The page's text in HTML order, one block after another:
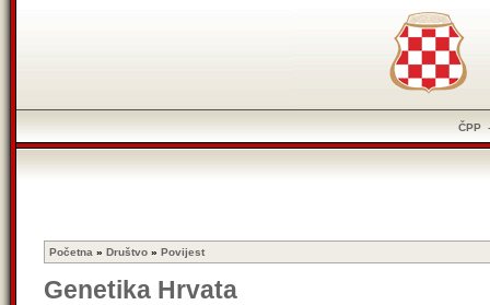
ČPP
Početna » Društvo » Povijest
Genetika Hrvata